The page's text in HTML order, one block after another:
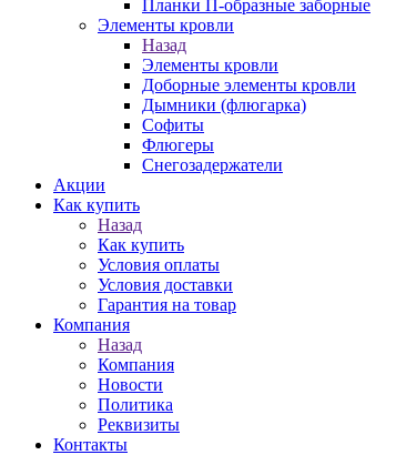
Планки П-образные заборные
Элементы кровли
Назад
Элементы кровли
Доборные элементы кровли
Дымники (флюгарка)
Софиты
Флюгеры
Снегозадержатели
Акции
Как купить
Назад
Как купить
Условия оплаты
Условия доставки
Гарантия на товар
Компания
Назад
Компания
Новости
Политика
Реквизиты
Контакты